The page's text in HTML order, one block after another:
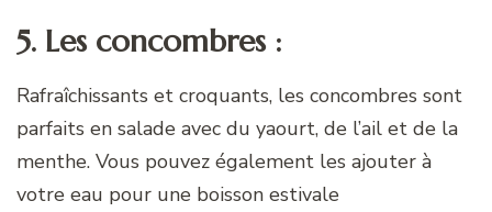
5. Les concombres :
Rafraîchissants et croquants, les concombres sont
parfaits en salade avec du yaourt, de l’ail et de la
menthe. Vous pouvez également les ajouter à
votre eau pour une boisson estivale